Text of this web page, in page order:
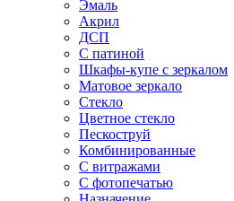
Эмаль
Акрил
ДСП
С патиной
Шкафы-купе с зеркалом
Матовое зеркало
Стекло
Цветное стекло
Пескоструй
Комбинированные
С витражами
С фотопечатью